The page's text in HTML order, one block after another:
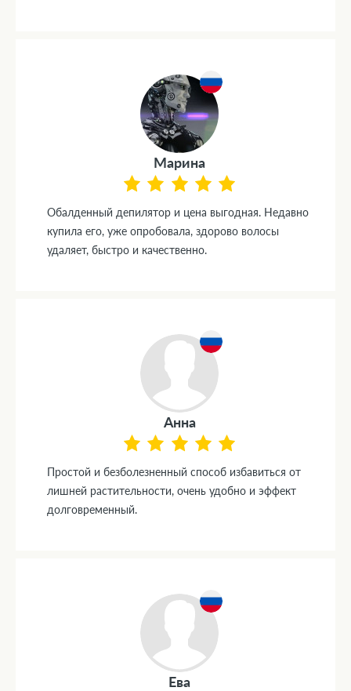
Марина
Обалденный депилятор и цена выгодная. Недавно
купила его, уже опробовала, здорово волосы
удаляет, быстро и качественно.
Анна
Простой и безболезненный способ избавиться от
лишней растительности, очень удобно и эффект
долговременный.
Ева